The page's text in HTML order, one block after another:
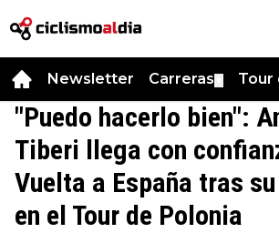
Newsletter Carreras Tour
"Puedo hacerlo bien":
Tiberi llega con
Vuelta a España tras
en el Tour de Polonia